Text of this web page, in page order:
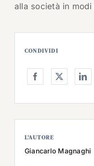
alla società in modi
CONDIVIDI
L’AUTORE
Giancarlo Magnaghi